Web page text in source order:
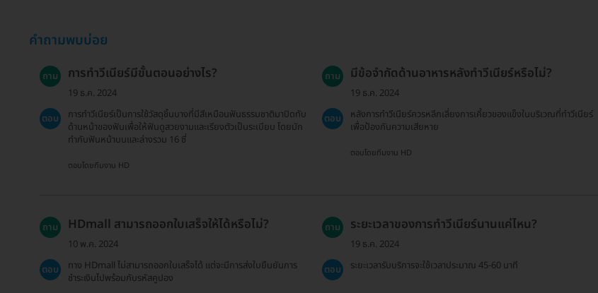
คำถามพบบ่อย
ถาม การทำวีเนียร์มีขั้นตอนอย่างไร?
19 ธ.ค. 2024
ตอบ
การทำวีเนียร์เป็นการใช้วัสดุชิ้นบางที่มีสีเหมือนฟันธรรมชาติมาปิดทับ
ด้านหน้าของฟันเพื่อให้ฟันดูสวยงามและเรียงตัวเป็นระเบียบ โดยมัก
ทำกับฟันหน้าบนและล่างรวม 16 ซี่
ตอบโดยทีมงาน HD
ถาม มีข้อจำกัดด้านอาหารหลังทำวีเนียร์หรือไม่?
19 ธ.ค. 2024
ตอบ
หลังการทำวีเนียร์ควรหลีกเลี่ยงการเคี้ยวของแข็งในบริเวณที่ทำวีเนียร์
เพื่อป้องกันความเสียหาย
ตอบโดยทีมงาน HD
ถาม HDmall สามารถออกใบเสร็จให้ได้หรือไม่?
10 พ.ค. 2024
ตอบ
ทาง HDmall ไม่สามารถออกใบเสร็จได้ แต่จะมีการส่งใบยืนยันการ
ชำระเงินไปพร้อมกับรหัสคูปอง
ถาม ระยะเวลาของการทำวีเนียร์นานแค่ไหน?
19 ธ.ค. 2024
ตอบ
ระยะเวลารับบริการจะใช้เวลาประมาณ 45-60 นาที